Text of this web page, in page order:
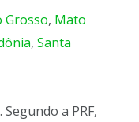
Grosso, Mato
,Santa
a PRF,